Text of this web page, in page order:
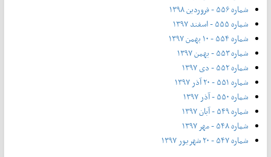
شماره ۵۵۶ - فروردین ۱۳۹۸
شماره ۵۵۵ - اسفند ۱۳۹۷
شماره ۵۵۴ - ۱۰ بهمن ۱۳۹۷
شماره ۵۵۳ - بهمن ۱۳۹۷
شماره ۵۵۲ - دی ۱۳۹۷
شماره ۵۵۱ - ۲۰ آذر ۱۳۹۷
شماره ۵۵۰ - آذر ۱۳۹۷
شماره ۵۴۹ - آبان ۱۳۹۷
شماره ۵۴۸ - مهر ۱۳۹۷
شماره ۵۴۷ - ۲۰ شهریور ۱۳۹۷